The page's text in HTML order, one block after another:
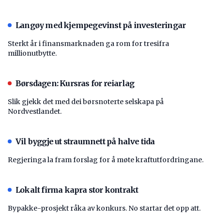
Langøy med kjempegevinst på investeringar
Sterkt år i finansmarknaden ga rom for tresifra
millionutbytte.
Børsdagen: Kursras for reiarlag
Slik gjekk det med dei børsnoterte selskapa på
Nordvestlandet.
Vil byggje ut straumnett på halve tida
Regjeringa la fram forslag for å møte kraftutfordringane.
Lokalt firma kapra stor kontrakt
Bypakke-prosjekt råka av konkurs. No startar det opp att.